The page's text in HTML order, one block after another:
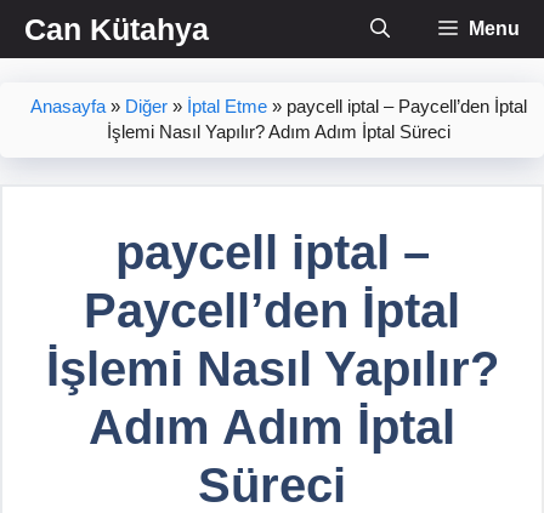
İçeriğe
atlaCan Kütahya Menu
Anasayfa» Diğer» İptal Etme» paycell iptal – Paycell’den İptal
İşlemi Nasıl Yapılır? Adım Adım İptal Süreci
paycell iptal –
Paycell’den İptal
İşlemi Nasıl Yapılır?
Adım Adım İptal
Süreci